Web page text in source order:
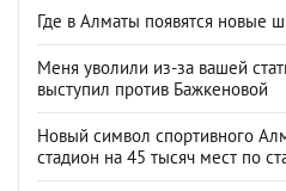
Где в Алматы появятся новые
Меня уволили из-за вашей
выступил против Бажкеновой
Новый символ спортивного
стадион на 45 тысяч мест по